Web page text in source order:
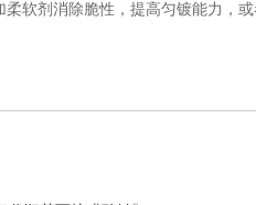
软剂消除脆性，提高匀镀能力，